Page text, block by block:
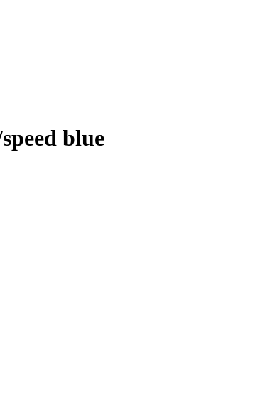
blue